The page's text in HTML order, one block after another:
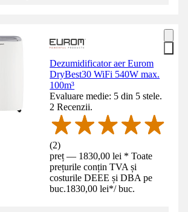
Dezumidificator aer Eurom
DryBest30 WiFi 540W max.
100m³
Evaluare medie: 5 din 5 stele.
2 Recenzii.
(2)
preț — 1830,00 lei * Toate
prețurile conțin TVA și
costurile DEEE și DBA pe
buc.1830,00 lei*/ buc.